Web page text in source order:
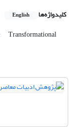
کلیدواژه‌ها English
Transformational